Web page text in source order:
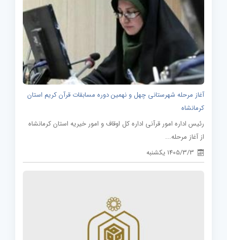
آغاز مرحله شهرستانی چهل و نهمین دوره مسابقات قرآن کریم استان
کرمانشاه
رئیس اداره امور قرآنی اداره کل اوقاف و امور خیریه استان کرمانشاه
از آغاز مرحله...
1405/3/3 یکشنبه